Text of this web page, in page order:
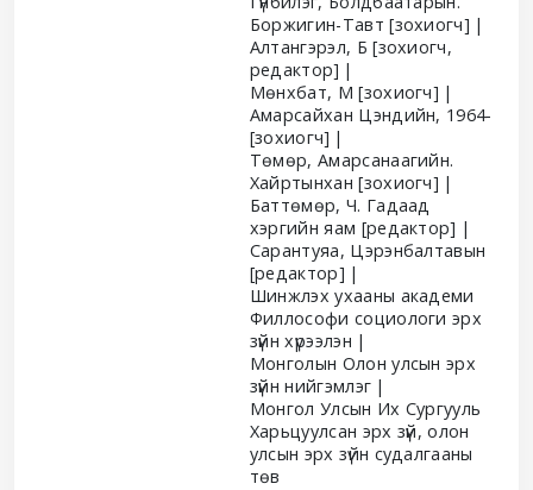
Боржигин-Тавт [зохиогч]
Алтангэрэл, Б [зохиогч,
редактор]
Мөнхбат, М [зохиогч]
Амарсайхан Цэндийн, 1964-
[зохиогч]
Төмөр, Амарсанаагийн.
Хайртынхан [зохиогч]
Баттөмөр, Ч. Гадаад
хэргийн яам [редактор]
Сарантуяа, Цэрэнбалтавын
[редактор]
Шинжлэх ухааны академи
Филлософи социологи эрх
зүйн хүрээлэн
Монголын Олон улсын эрх
зүйн нийгэмлэг
Монгол Улсын Их Сургууль
Харьцуулсан эрх зүй, олон
улсын эрх зүйн судалгааны
төв